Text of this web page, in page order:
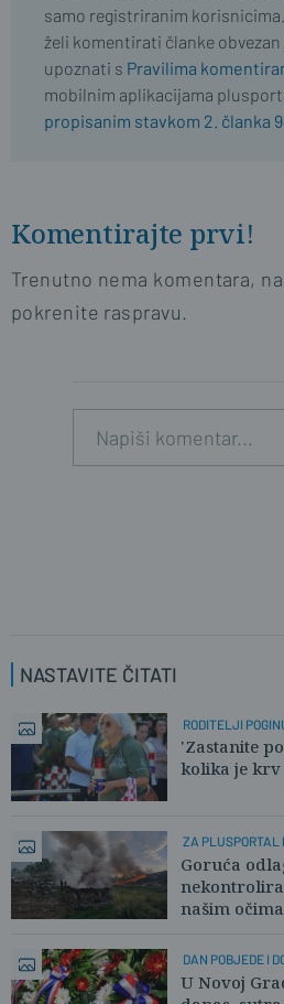
samo registriranim
želi komentirati članke
upoznati s Pravilima
mobilnim aplikacijama
propisanim stavkom 2. članka
Komentirajte prvi!
Trenutno nema komentara,
pokrenite raspravu.
NASTAVITE ČITATI
RODITELJI
'Zastanite
kolika je
ZA PLUSPORTAL
Goruća
našim očima
DAN POBJEDE I
U Novoj